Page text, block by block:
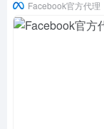
Facebook官方代理